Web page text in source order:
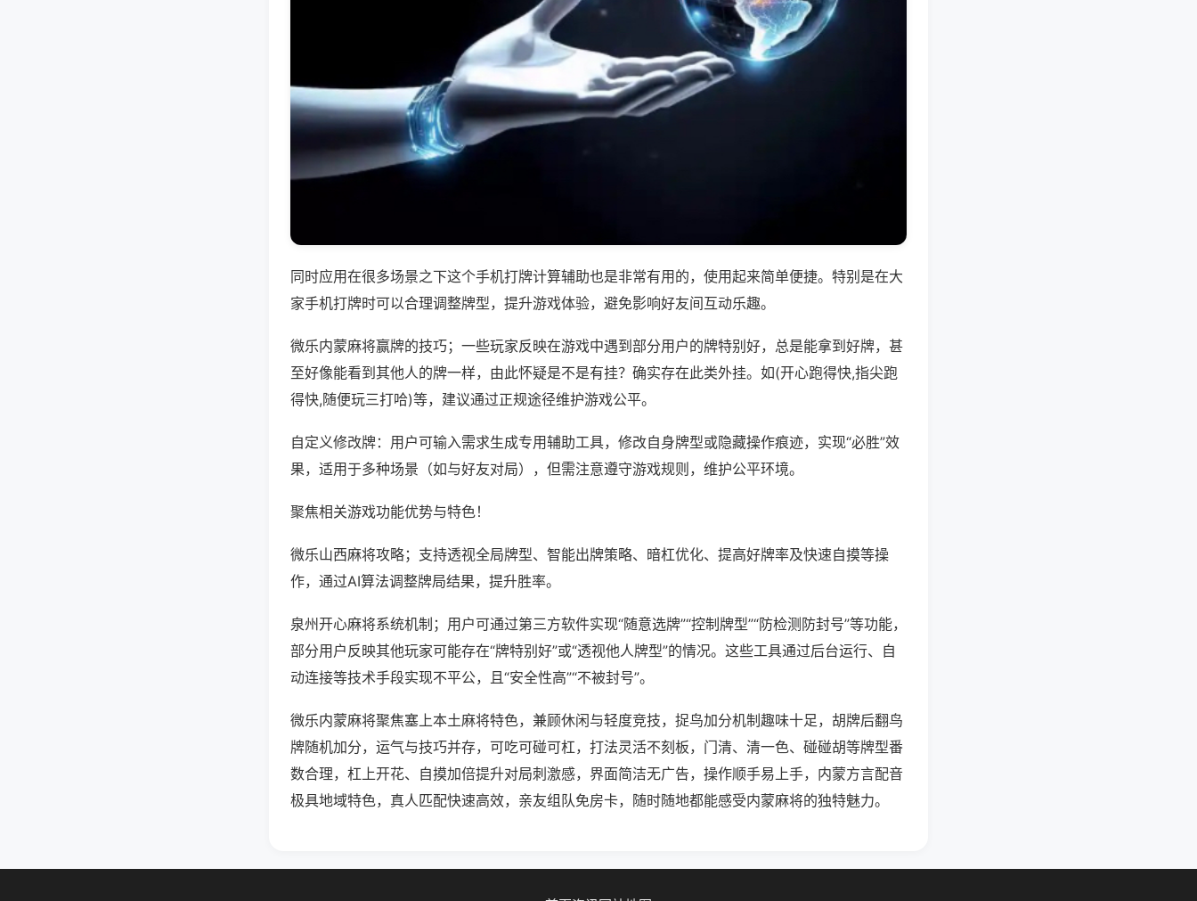
同时应用在很多场景之下这个手机打牌计算辅助也是非常有用的，使用起来简单便捷。特别是在大
家手机打牌时可以合理调整牌型，提升游戏体验，避免影响好友间互动乐趣。
微乐内蒙麻将赢牌的技巧；一些玩家反映在游戏中遇到部分用户的牌特别好，总是能拿到好牌，甚
至好像能看到其他人的牌一样，由此怀疑是不是有挂？确实存在此类外挂。如(开心跑得快,指尖跑
得快,随便玩三打哈)等，建议通过正规途径维护游戏公平。
自定义修改牌：用户可输入需求生成专用辅助工具，修改自身牌型或隐藏操作痕迹，实现“必胜”效
果，适用于多种场景（如与好友对局），但需注意遵守游戏规则，维护公平环境。
聚焦相关游戏功能优势与特色！
微乐山西麻将攻略；支持透视全局牌型、智能出牌策略、暗杠优化、提高好牌率及快速自摸等操
作，通过AI算法调整牌局结果，提升胜率。
泉州开心麻将系统机制；用户可通过第三方软件实现“随意选牌”“控制牌型”“防检测防封号”等功能，
部分用户反映其他玩家可能存在“牌特别好”或“透视他人牌型”的情况。这些工具通过后台运行、自
动连接等技术手段实现不平公，且“安全性高”“不被封号”。
微乐内蒙麻将聚焦塞上本土麻将特色，兼顾休闲与轻度竞技，捉鸟加分机制趣味十足，胡牌后翻鸟
牌随机加分，运气与技巧并存，可吃可碰可杠，打法灵活不刻板，门清、清一色、碰碰胡等牌型番
数合理，杠上开花、自摸加倍提升对局刺激感，界面简洁无广告，操作顺手易上手，内蒙方言配音
极具地域特色，真人匹配快速高效，亲友组队免房卡，随时随地都能感受内蒙麻将的独特魅力。